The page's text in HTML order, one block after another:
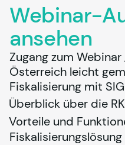
Webinar-
ansehen
Zugang zum
Österreich leicht
Fiskalisierung mit
Überblick über die
Vorteile und
Fiskalisierungslösung